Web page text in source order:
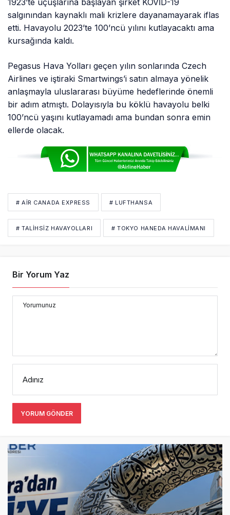
salgınından kaynaklı mali krizlere dayanamayarak iflas
etti. Havayolu 2023’te 100’ncü yılını kutlayacaktı ama
kursağında kaldı.
Pegasus Hava Yolları geçen yılın sonlarında Czech
Airlines ve iştiraki Smartwings’i satın almaya yönelik
anlaşmayla uluslararası büyüme hedeflerinde önemli
bir adım atmıştı. Dolayısıyla bu köklü havayolu belki
100’ncü yaşını kutlayamadı ama bundan sonra emin
ellerde olacak.
# AIR CANADA EXPRESS # LUFTHANSA
# TALIHSIZ HAVAYOLLARI # TOKYO HANEDA HAVALIMANI
Bir Yorum Yaz
Yorumunuz
Adınız
YORUM GÖNDER